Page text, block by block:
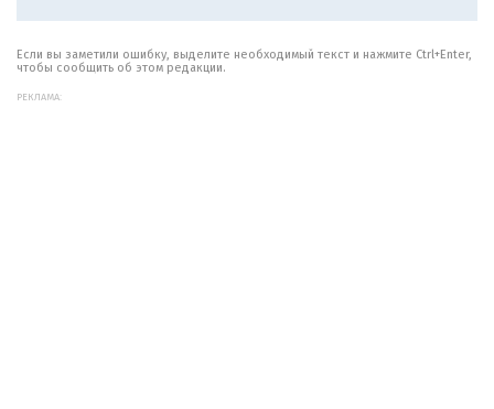
Если вы заметили ошибку, выделите необходимый текст и нажмите Ctrl+Enter,
чтобы сообщить об этом редакции.
РЕКЛАМА: